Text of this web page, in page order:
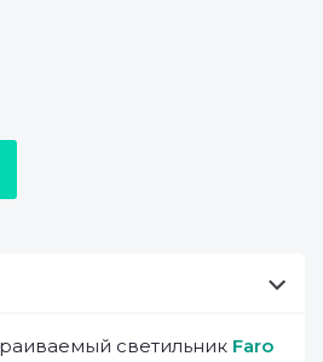
светильник Faro